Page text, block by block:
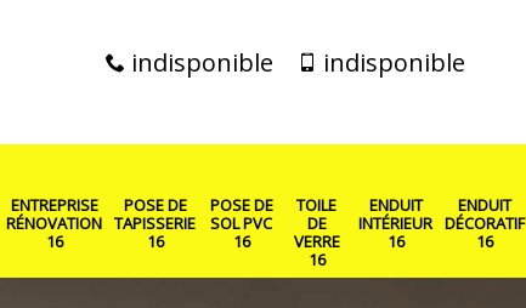
indisponible indisponible
ENTREPRISE
RÉNOVATION
16
POSE DE
TAPISSERIE
16
POSE DE
SOL PVC
16
TOILE
DE
VERRE
16
ENDUIT
INTÉRIEUR
16
ENDUIT
DÉCORATIF
16